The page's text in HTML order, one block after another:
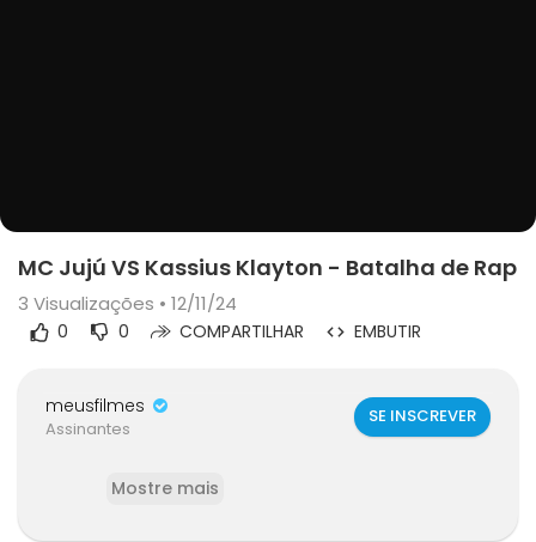
MC Jujú VS Kassius Klayton - Batalha de Rap
3 Visualizações • 12/11/24
0 0 COMPARTILHAR EMBUTIR
meusfilmes
Assinantes
SE INSCREVER
Mostre mais